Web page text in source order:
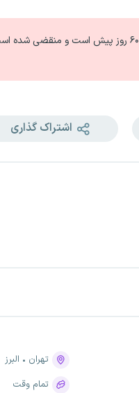
۶۰ روز
پیش است و منقضی شده است
اشتراک گذاری
تهران
البرز
تمام وقت